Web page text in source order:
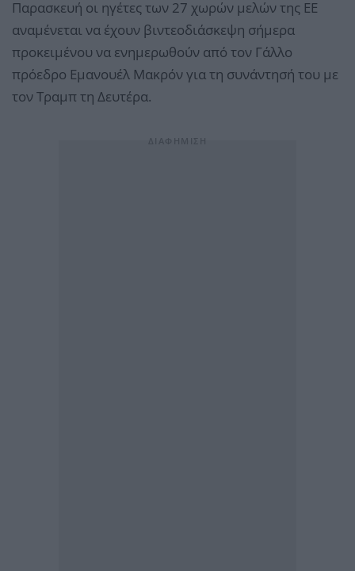
Παρασκευή οι ηγέτες των 27 χωρών μελών της ΕΕ
αναμένεται να έχουν βιντεοδιάσκεψη σήμερα
προκειμένου να ενημερωθούν από τον Γάλλο
πρόεδρο Εμανουέλ Μακρόν για τη συνάντησή του με
τον Τραμπ τη Δευτέρα.